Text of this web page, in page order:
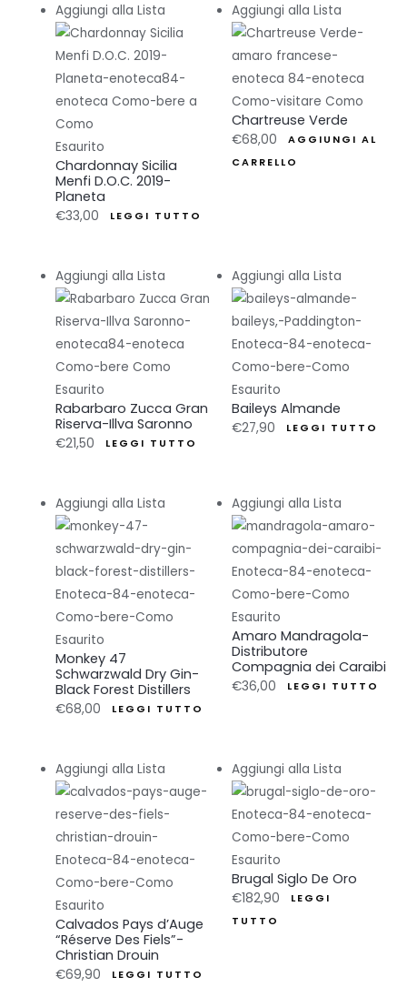
Aggiungi alla Lista
Esaurito
Chardonnay Sicilia
Menfi D.O.C. 2019-
Planeta
€33,00 LEGGI TUTTO
Aggiungi alla Lista
Chartreuse Verde
€68,00
AGGIUNGI AL
CARRELLO
Aggiungi alla Lista
Esaurito
Rabarbaro Zucca Gran
Riserva-Illva Saronno
€21,50 LEGGI TUTTO
Aggiungi alla Lista
Esaurito
Baileys Almande
€27,90 LEGGI TUTTO
Aggiungi alla Lista
Esaurito
Monkey 47
Schwarzwald Dry Gin-
Black Forest Distillers
€68,00 LEGGI TUTTO
Aggiungi alla Lista
Esaurito
Amaro Mandragola-
Distributore
Compagnia dei Caraibi
€36,00 LEGGI TUTTO
Aggiungi alla Lista
Esaurito
Calvados Pays d’Auge
“Réserve Des Fiels”-
Christian Drouin
€69,90 LEGGI TUTTO
Aggiungi alla Lista
Esaurito
Brugal Siglo De Oro
€182,90
LEGGI
TUTTO